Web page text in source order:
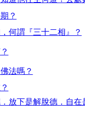
？
何謂『三十二相』？
法嗎？
放下是解脫德．自在